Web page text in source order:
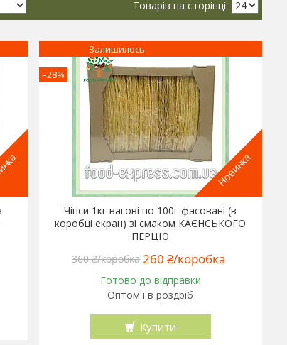
Новинка
–28%
Залишилось
Чіпси 1кг вагові по 100г фасовані (в
коробці екран) зі смаком КАЄНСЬКОГО
ПЕРЦЮ
360 ₴/коробка 260 ₴/коробка
Готово до відправки
Оптом і в роздріб
Купити